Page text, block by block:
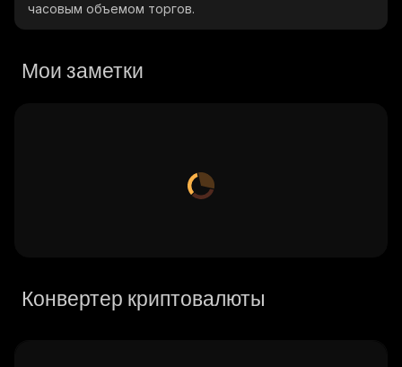
часовым объемом торгов.
Мои заметки
Конвертер криптовалюты